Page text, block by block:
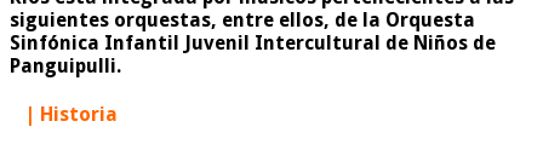
siguientes orquestas, entre ellos, de la Orquesta
Sinfónica Infantil Juvenil Intercultural de Niños de
Panguipulli.
| Historia